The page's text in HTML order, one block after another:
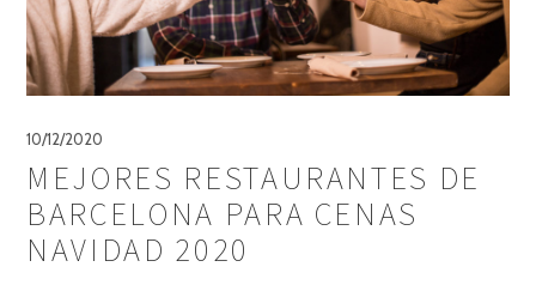
10/12/2020
MEJORES RESTAURANTES DE
BARCELONA PARA CENAS
NAVIDAD 2020